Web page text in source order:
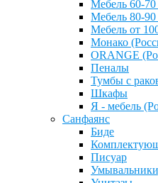
Мебель 60-
Мебель 80-
Мебель от
Монако
ОRANGE
Пеналы
Тумбы с
Шкафы
Я - мебель
Санфаянс
Биде
Писуар